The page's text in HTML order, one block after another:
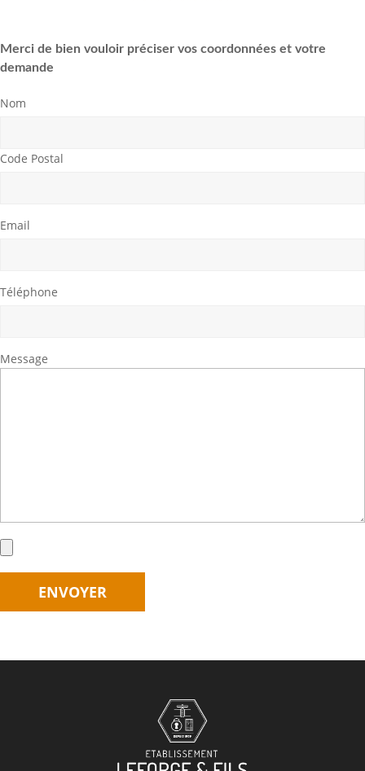
Merci de bien vouloir préciser vos coordonnées et votre
demande
Nom
Code Postal
Email
Téléphone
Message